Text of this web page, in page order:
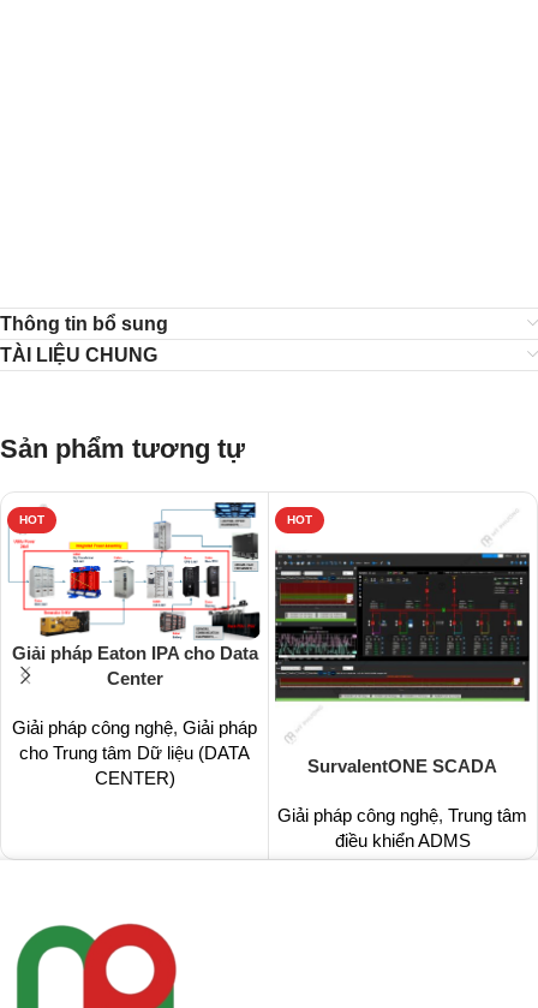
Thông tin bổ sung
TÀI LIỆU CHUNG
Sản phẩm tương tự
HOT
Giải pháp Eaton IPA cho Data
Center
Giải pháp công nghệ, Giải pháp
cho Trung tâm Dữ liệu (DATA
CENTER)
HOT
SurvalentONE SCADA
Giải pháp công nghệ, Trung tâm
điều khiển ADMS